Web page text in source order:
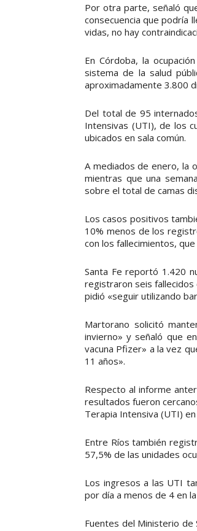
Por otra parte, señaló
consecuencia que podría
vidas, no hay
En Córdoba, la
sistema de la salud
aproximadamente 3.800
Del total de 95
Intensivas (UTI), de los
ubicados en sala común.
A mediados de enero, la
mientras que una
sobre el total de camas
Los casos positivos
10% menos de los
con los fallecimientos,
Santa Fe reportó 1.420
registraron seis fallecidos
pidió «seguir utilizando
Martorano solicitó
invierno» y señaló que
vacuna Pfizer» a la vez
11 años».
Respecto al informe
resultados fueron
Terapia Intensiva (UTI)
Entre Ríos también
57,5% de las unidades
Los ingresos a las UTI
por día a menos de 4 en
Fuentes del Ministerio de